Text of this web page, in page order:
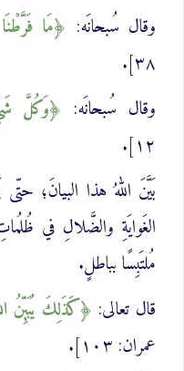
وقال سُبحانَه:
‌مَا
٣٨].
وقال سُبحانَه:
وَكُلَّ
١٢].
بَيَّنَ اللهُ هذا البيانَ؛
الغَوايَةِ والضَّلالِ في
مُلتَبِسًا بباطلٍ.
قال تعالى:
كَذَلِكَ ‌يُبَيِّنُ
عمران: ١٠٣].